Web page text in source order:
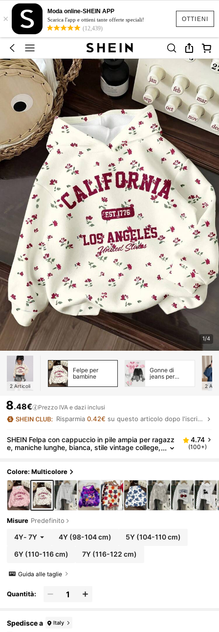
OTTIENI
×
Moda online-SHEIN APP
Scarica l'app e ottieni tante offerte speciali!
(12,439)
1/4
2 Articoli
Felpe per
bambine
Gonne di
jeans per
2
8.48€ Prezzo IVA e dazi inclusi
Risparmia 0.42€ su questo articolo dopo l'iscrizione.
SHEIN Felpa con cappuccio in pile ampia per ragazz
e, maniche lunghe, bianca, stile vintage college,
no
4.74
(100+)
Colore: Multicolore
Misure Predefinito
4Y- 7Y 4Y (98-104 cm) 5Y (104-110 cm)
6Y(110-116 cm) 7Y (116-122 cm)
Guida alle taglie
Quantità:
Spedisce a Italy